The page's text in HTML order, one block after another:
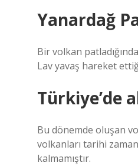
Yanardağ
Bir volkan
Lav yavaş hareket
Türkiye’de
Bu dönemde oluşan
volkanları tarihi
kalmamıştır.